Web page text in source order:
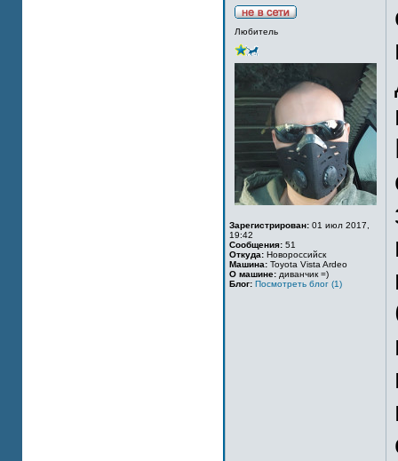
Любитель
Зарегистрирован: 01 июл 2017,
19:42
Сообщения: 51
Откуда: Новороссийск
Машина: Toyota Vista Ardeo
О машине: диванчик =)
Блог: Посмотреть блог (1)